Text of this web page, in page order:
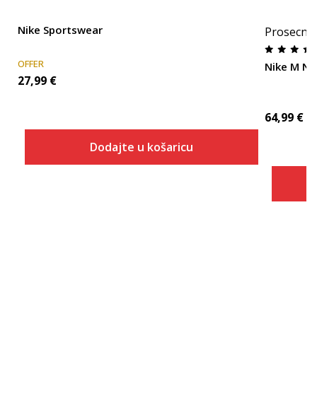
Nike Sportswear
OFFER
27,99 €
Dodajte u košaricu
Nike M
64,99 €